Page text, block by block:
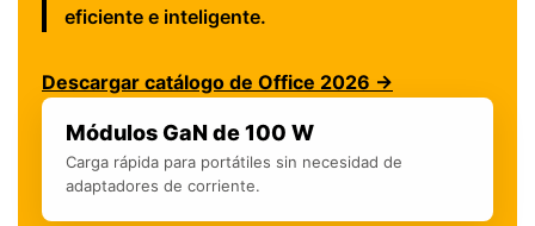
eficiente e inteligente.
Descargar catálogo de Office 2026 →
Módulos GaN de 100 W
Carga rápida para portátiles sin necesidad de
adaptadores de corriente.